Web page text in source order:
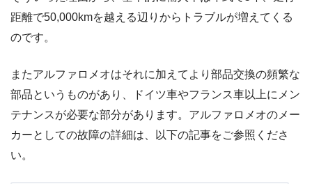
距離で50,000kmを越える辺りからトラブルが増えてくる
のです。
またアルファロメオはそれに加えてより部品交換の頻繁な
部品というものがあり、ドイツ車やフランス車以上にメン
テナンスが必要な部分があります。アルファロメオのメー
カーとしての故障の詳細は、以下の記事をご参照くださ
い。